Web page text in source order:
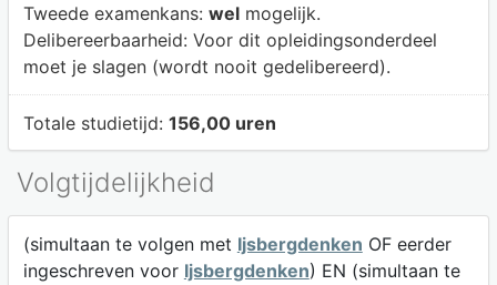
Tweede examenkans: welmogelijk.
Delibereerbaarheid: Voor dit opleidingsonderdeel
moet je slagen (wordt nooit gedelibereerd).
Totale studietijd: 156,00 uren
Volgtijdelijkheid
(simultaan te volgen met Ijsbergdenken OF eerder
ingeschreven voor Ijsbergdenken) EN (simultaan te